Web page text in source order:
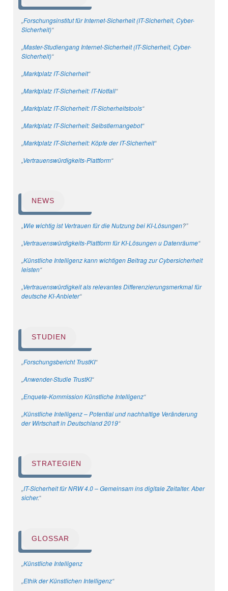
„Forschungsinstitut für Internet-Sicherheit (IT-Sicherheit, Cyber-
Sicherheit)“
„Master-Studiengang Internet-Sicherheit (IT-Sicherheit, Cyber-
Sicherheit)“
„Marktplatz IT-Sicherheit“
„Marktplatz IT-Sicherheit: IT-Notfall“
„Marktplatz IT-Sicherheit: IT-Sicherheitstools“
„Marktplatz IT-Sicherheit: Selbstlernangebot“
„Marktplatz IT-Sicherheit: Köpfe der IT-Sicherheit“
„Vertrauenswürdigkeits-Plattform“
NEWS
„Wie wichtig ist Vertrauen für die Nutzung bei KI-Lösungen?”
„Vertrauenswürdigkeits-Plattform für KI-Lösungen u Datenräume“
„Künstliche Intelligenz kann wichtigen Beitrag zur Cybersicherheit
leisten“
„Vertrauenswürdigkeit als relevantes Differenzierungsmerkmal für
deutsche KI-Anbieter“
STUDIEN
„Forschungsbericht TrustKI“
„Anwender-Studie TrustKI“
„Enquete‐Kommission Künstliche Intelligenz“
„Künstliche Intelligenz – Potential und nachhaltige Veränderung
der Wirtschaft in Deutschland 2019“
STRATEGIEN
„IT-Sicherheit für NRW 4.0 – Gemeinsam ins digitale Zeitalter. Aber
sicher.“
GLOSSAR
„Künstliche Intelligenz
„Ethik der Künstlichen Intelligenz“